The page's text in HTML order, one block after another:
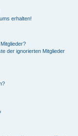
erhalten!
der ignorierten Mitglieder